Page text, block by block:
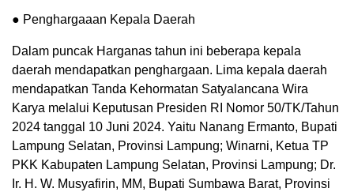
● Penghargaaan Kepala Daerah
Dalam puncak Harganas tahun ini beberapa kepala
daerah mendapatkan penghargaan. Lima kepala daerah
mendapatkan Tanda Kehormatan Satyalancana Wira
Karya melalui Keputusan Presiden RI Nomor 50/TK/Tahun
2024 tanggal 10 Juni 2024. Yaitu Nanang Ermanto, Bupati
Lampung Selatan, Provinsi Lampung; Winarni, Ketua TP
PKK Kabupaten Lampung Selatan, Provinsi Lampung; Dr.
Ir. H. W. Musyafirin, MM, Bupati Sumbawa Barat, Provinsi